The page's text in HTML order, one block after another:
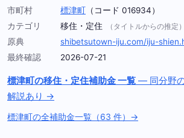
市町村
標津町 （コード 016934）
カテゴリ
移住・定住 （タイトルからの推定）
原典
shibetsutown-iju.com/iju-
最終確認
2026-07-21
標津町の移住・定住補助金 一覧 — 同分野
解説あり →
標津町の全補助金一覧（63 件）→